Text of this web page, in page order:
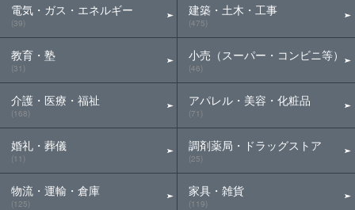
電気・ガス・エネルギー
(39)
教育・塾
(31)
介護・医療・福祉
(168)
婚礼・葬儀
(11)
物流・運輸・倉庫
(125)
建築・土木・工事
(475)
小売（スーパー・コンビニ等）
(46)
アパレル・美容・化粧品
(71)
調剤薬局・ドラッグストア
(25)
家具・雑貨
(119)